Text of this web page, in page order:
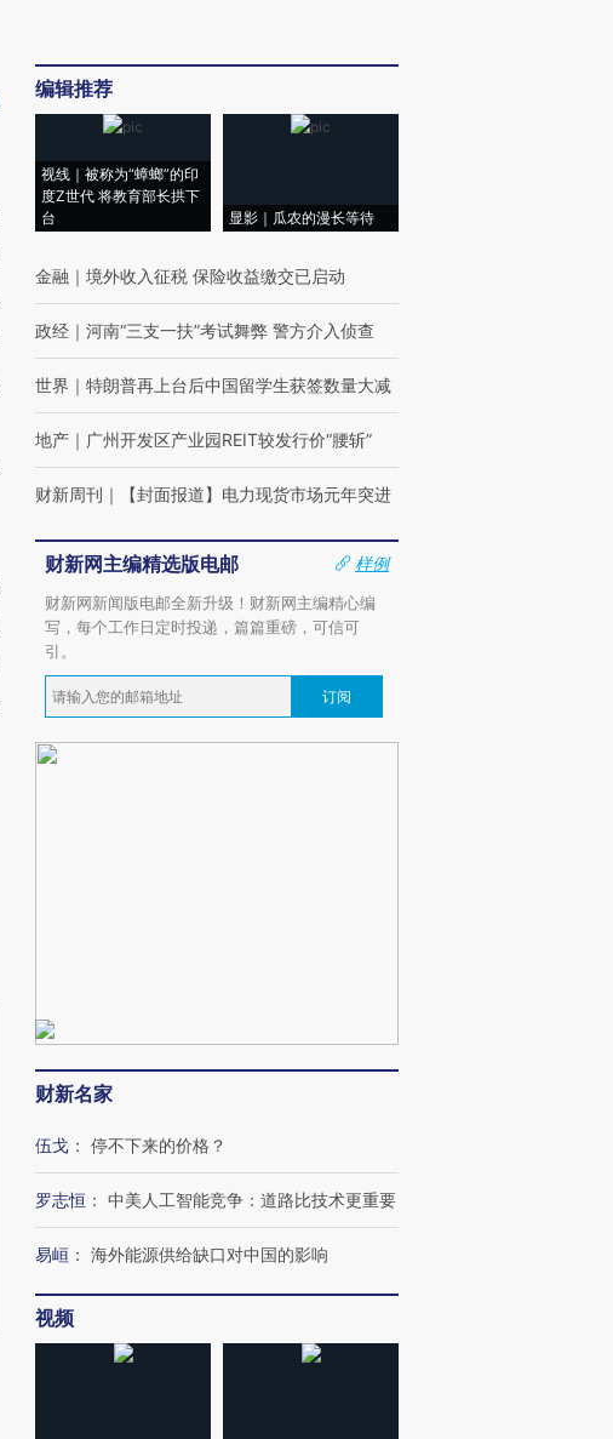
编辑推荐
视线｜被称为“蟑螂”的印
度Z世代 将教育部长拱下
台
显影｜瓜农的漫长等待
金融 ｜ 境外收入征税 保险收益缴交已启动
政经 ｜ 河南“三支一扶”考试舞弊 警方介入侦查
世界 ｜ 特朗普再上台后中国留学生获签数量大减
地产 ｜ 广州开发区产业园REIT较发行价“腰斩”
财新周刊 ｜ 【封面报道】电力现货市场元年突进
财新网主编精选版电邮
样例
财新网新闻版电邮全新升级！财新网主编精心编
写，每个工作日定时投递，篇篇重磅，可信可
引。
订阅
财新名家
伍戈 ： 停不下来的价格？
罗志恒 ： 中美人工智能竞争：道路比技术更重要
易峘 ： 海外能源供给缺口对中国的影响
视频